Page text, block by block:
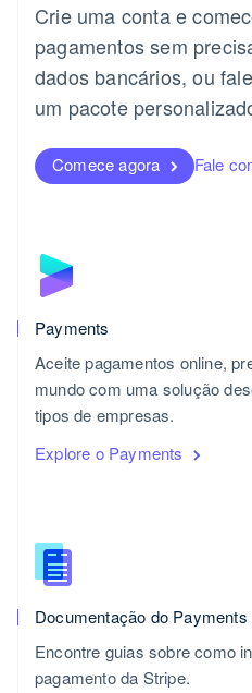
Crie uma conta e
pagamentos sem
dados bancários, ou
um pacote
Comece agora Fale
Payments
Aceite pagamentos online,
mundo com uma solução
tipos de empresas.
Explore o Payments
Documentação do Payments
Encontre guias sobre como
pagamento da Stripe.
日本語English
Letônia
Liechtenstein
DeutschEnglish
English
Luxemburgo
Malta
English
Español
English
Nova Zelândia
English
NederlandsEnglish
Português
RAE de Hong Kong, China
Reino Unido
República Tcheca
English